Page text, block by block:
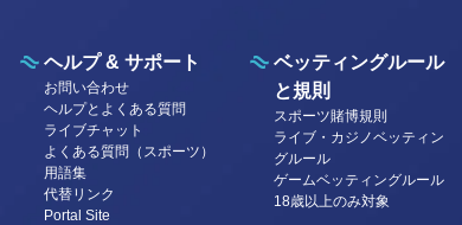
ヘルプ & サポート
お問い合わせ
ヘルプとよくある質問
ライブチャット
よくある質問（スポーツ）
用語集
代替リンク
Portal Site
ベッティングルール
と規則
スポーツ賭博規則
ライブ・カジノベッティン
グルール
ゲームベッティングルール
18歳以上のみ対象